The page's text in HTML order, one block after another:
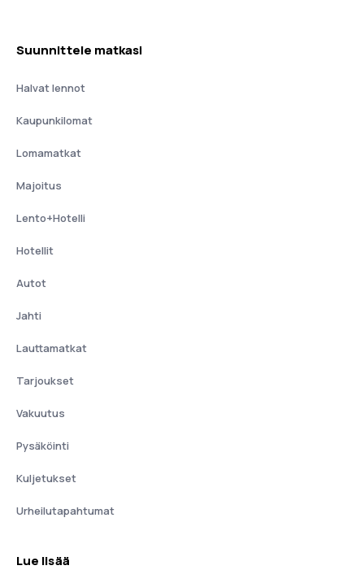
Suunnittele matkasi
Halvat lennot
Kaupunkilomat
Lomamatkat
Majoitus
Lento+Hotelli
Hotellit
Autot
Jahti
Lauttamatkat
Tarjoukset
Vakuutus
Pysäköinti
Kuljetukset
Urheilutapahtumat
Lue lisää